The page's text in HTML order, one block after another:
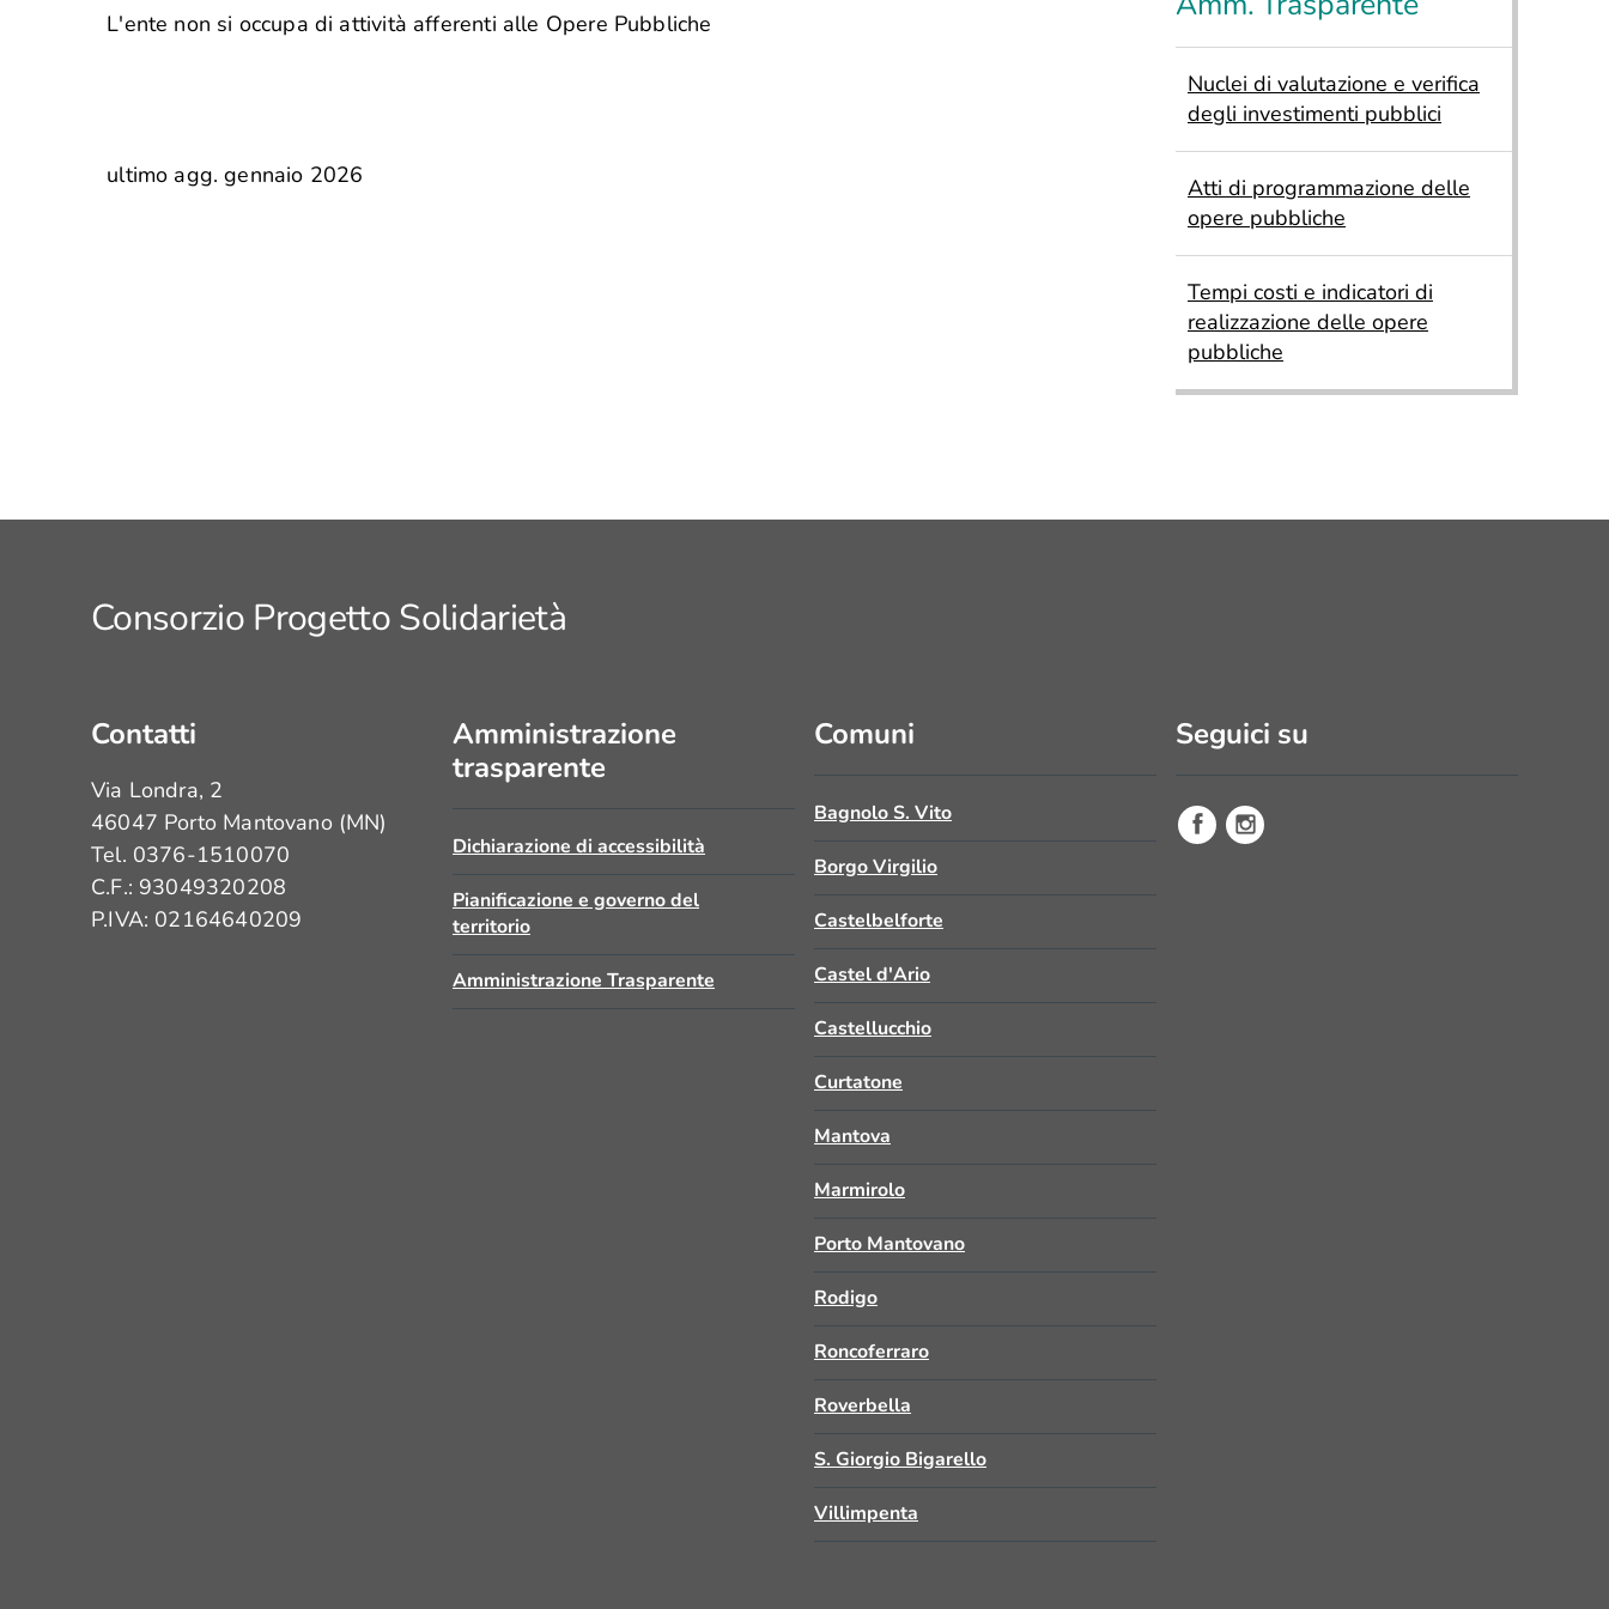
L'ente non si occupa di attività afferenti alle Opere Pubbliche
ultimo agg. gennaio 2026
Nuclei di valutazione e verifica
degli investimenti pubblici
Atti di programmazione delle
opere pubbliche
Tempi costi e indicatori di
realizzazione delle opere
pubbliche
Consorzio Progetto Solidarietà
Contatti
Via Londra, 2
46047 Porto Mantovano (MN)
Tel. 0376-1510070
C.F.: 93049320208
P.IVA: 02164640209
Amministrazione
trasparente
Dichiarazione di accessibilità
Pianificazione e governo del
territorio
Amministrazione Trasparente
Comuni
Bagnolo S. Vito
Borgo Virgilio
Castelbelforte
Castel d'Ario
Castellucchio
Curtatone
Mantova
Marmirolo
Porto Mantovano
Rodigo
Roncoferraro
Roverbella
S. Giorgio Bigarello
Villimpenta
Seguici su